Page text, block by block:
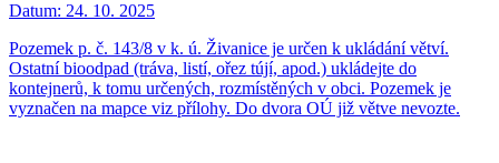
Datum: 24. 10. 2025
Pozemek p. č. 143/8 v k. ú. Živanice je určen k ukládání větví.
Ostatní bioodpad (tráva, listí, ořez tújí, apod.) ukládejte do
kontejnerů, k tomu určených, rozmístěných v obci. Pozemek je
vyznačen na mapce viz přílohy. Do dvora OÚ již větve nevozte.